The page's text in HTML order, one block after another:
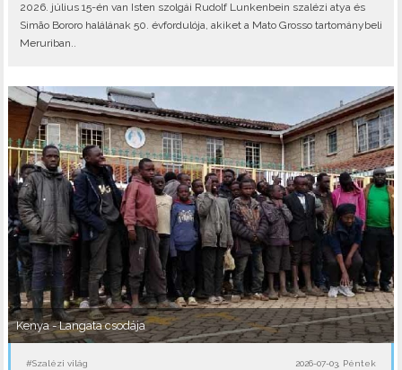
2026. július 15-én van Isten szolgái Rudolf Lunkenbein szalézi atya és
Simão Bororo halálának 50. évfordulója, akiket a Mato Grosso tartománybeli
Meruriban..
Kenya - Langata csodája
#Szalézi világ 2026-07-03, Péntek